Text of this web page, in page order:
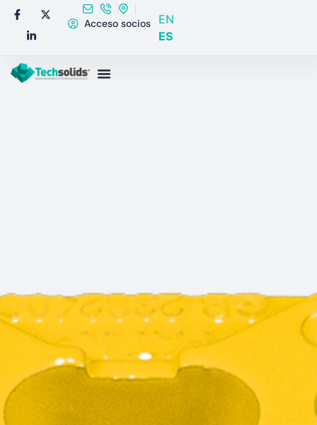
Acceso socios
EN
ES